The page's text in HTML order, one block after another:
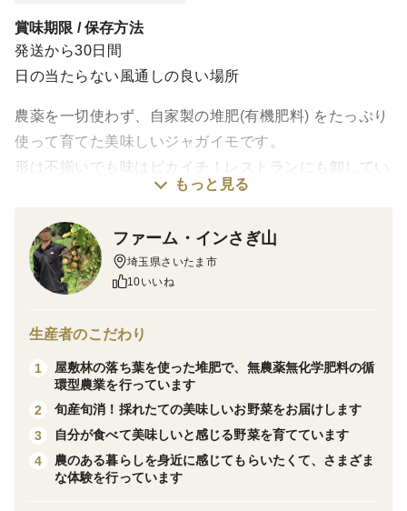
賞味期限 / 保存方法
発送から30日間
日の当たらない風通しの良い場所
農薬を一切使わず、自家製の堆肥(有機肥料) をたっぷり
使って育てた美味しいジャガイモです。
形は不揃いでも味はピカイチ！レストランにも卸してい
今回特別お届けするのは初夏に獲れたものを冷暗所で熟
成したものになります。
冷蔵保管と異なり、水分が飛んでいるため味がぎゅっと
ジャガイモそのものの味を楽しむ料理をするもよし、い
つもより味が染み込みやすいので煮物にもいけます。
皮がシワシワになっていますので、厚めに剥いてお使い
ジャガイモの種類は男爵です。
もっと見る
ファーム・インさぎ山
埼玉県さいたま市
10いいね
生産者のこだわり
1
屋敷林の落ち葉を使った堆肥で、無農薬無化学肥料の循
環型農業を行っています
2
旬産旬消！採れたての美味しいお野菜をお届けします
3
自分が食べて美味しいと感じる野菜を育てています
4
農のある暮らしを身近に感じてもらいたくて、さまざま
な体験を行っています